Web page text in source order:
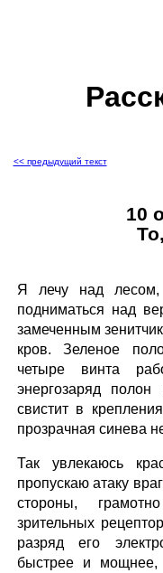
<< предыдущий текст
10
Я лечу над лесом,
подниматься над
замеченным
кров. Зеленое
четыре винта
энергозаряд
свистит в
прозрачная синева
Так увлекаюсь
пропускаю атаку
стороны,
зрительных
разряд его
быстрее и